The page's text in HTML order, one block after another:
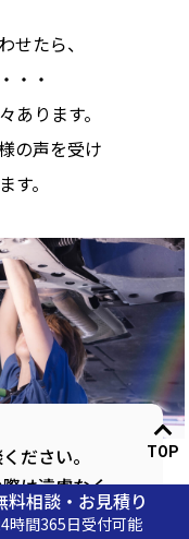
せたら、
・・
あります。
の声を受け
す。
ださい。
は遠慮なく
料相談・お見積り
時間365日受付可能
TOP